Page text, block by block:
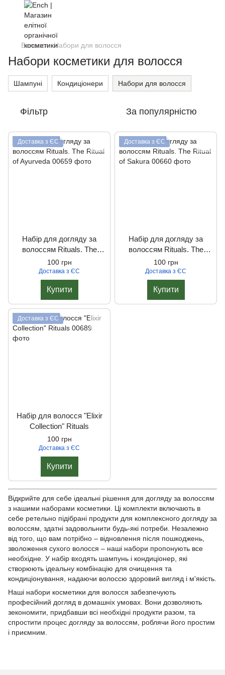
Волосся Набори для волосся
Набори косметики для волосся
Шампуні Кондиціонери Набори для волосся
Фільтр За популярністю
Доставка з ЄС
Набір для догляду за
волоссям Rituals. The
Ritual of Ayurveda
100 грн
Доставка з ЄС
Купити
Доставка з ЄС
Набір для догляду за
волоссям Rituals. The
Ritual of Sakura
100 грн
Доставка з ЄС
Купити
Доставка з ЄС
Набір для волосся "Elixir
Collection" Rituals
100 грн
Доставка з ЄС
Купити
Відкрийте для себе ідеальні рішення для догляду за волоссям
з нашими наборами косметики. Ці комплекти включають в
себе ретельно підібрані продукти для комплексного догляду за
волоссям, здатні задовольнити будь-які потреби. Незалежно
від того, що вам потрібно – відновлення після пошкоджень,
зволоження сухого волосся – наші набори пропонують все
необхідне. У набір входять шампунь і кондиціонер, які
створюють ідеальну комбінацію для очищення та
кондиціонування, надаючи волоссю здоровий вигляд і м'якість.
Наші набори косметики для волосся забезпечують
професійний догляд в домашніх умовах. Вони дозволяють
зекономити, придбавши всі необхідні продукти разом, та
спростити процес догляду за волоссям, роблячи його простим
і приємним.